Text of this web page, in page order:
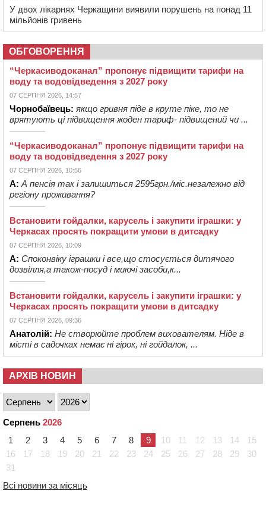
У двох лікарнях Черкащини виявили порушень на понад 11
мільйонів гривень
ОБГОВОРЕННЯ
“Черкасиводоканал” пропонує підвищити тарифи на
воду та водовідведення з 2027 року
07 СЕРПНЯ 2026, 14:57
Чорнобаївець: якщо гривня піде в круте піке, то не
врятують ці підвищення жоден тариф- підвищений чи ...
“Черкасиводоканал” пропонує підвищити тарифи на
воду та водовідведення з 2027 року
07 СЕРПНЯ 2026, 10:56
А: А пенсія так і залишиться 2595грн./міс.незалежно від
регіону проживання?
Встановити гойдалки, карусель і закупити іграшки: у
Черкасах просять покращити умови в дитсадку
07 СЕРПНЯ 2026, 10:09
А: Споконвіку іграшки і все,що стосується дитячого
дозвілля,а також-посуд і миючі засоби,к...
Встановити гойдалки, карусель і закупити іграшки: у
Черкасах просять покращити умови в дитсадку
07 СЕРПНЯ 2026, 09:36
Анатолій: Не створюйте проблем вихователям. Ніде в
місті в садочках немає ні гірок, ні гойдалок, ...
АРХІВ НОВИН
Серпень 2026
1
2 3 4 5 6 7 8 9 10 11 12 13 14
15
16
17 18 19 20 21 22 23 24 25 26 27 28 29
30
31
Всі новини за місяць